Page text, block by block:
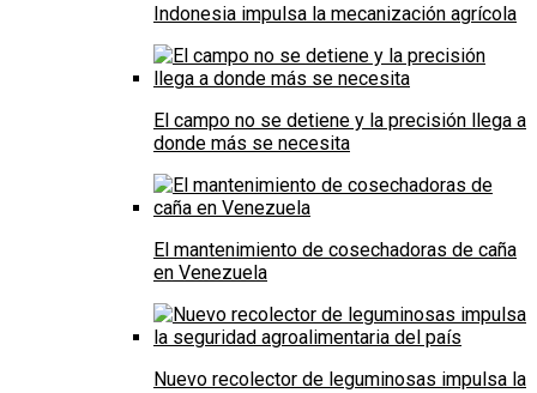
Indonesia impulsa la mecanización agrícola
El campo no se detiene y la precisión llega a
donde más se necesita
El mantenimiento de cosechadoras de caña
en Venezuela
Nuevo recolector de leguminosas impulsa la